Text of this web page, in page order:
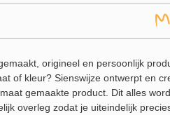
origineel en persoonlijk
of kleur? Sienswijze ontwerpt en
gemaakte product. Dit alles
overleg zodat je uiteindelijk